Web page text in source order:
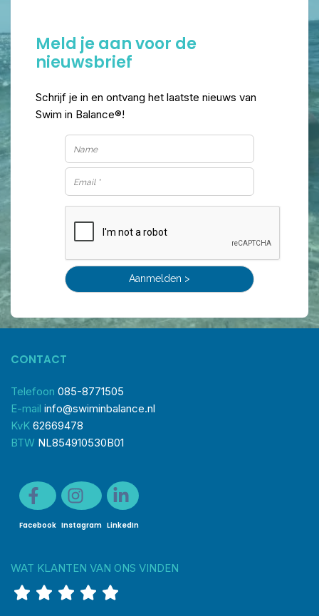
Meld je aan voor de
nieuwsbrief
Schrijf je in en ontvang het laatste nieuws van
Swim in Balance®!
CONTACT
Telefoon 085-8771505
E-mail info@swiminbalance.nl
KvK 62669478
BTW NL854910530B01
Facebook Instagram LinkedIn
WAT KLANTEN VAN ONS VINDEN